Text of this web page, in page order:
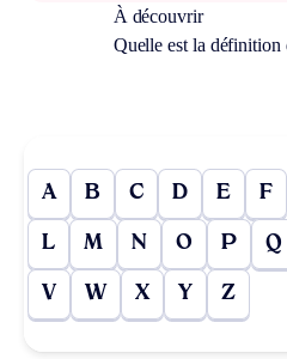
À découvrir
Quelle est la
A B C D E F
L M N O P Q
V W X Y Z